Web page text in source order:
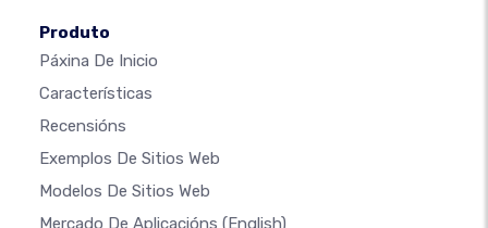
Produto
Páxina De Inicio
Características
Recensións
Exemplos De Sitios Web
Modelos De Sitios Web
Mercado De Aplicacións (English)